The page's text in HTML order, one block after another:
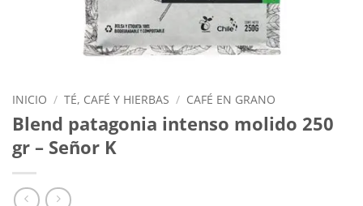
INICIO / TÉ, CAFÉ Y HIERBAS / CAFÉ EN GRANO
Blend patagonia intenso molido 250
gr – Señor K